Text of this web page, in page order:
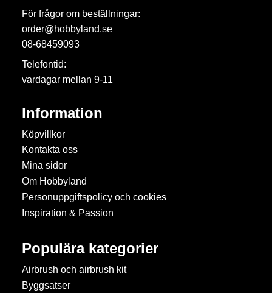
För frågor om beställningar:
order@hobbyland.se
08-68459093
Telefontid:
vardagar mellan 9-11
Information
Köpvillkor
Kontakta oss
Mina sidor
Om Hobbyland
Personuppgiftspolicy och cookies
Inspiration & Passion
Populära kategorier
Airbrush och airbrush kit
Byggsatser